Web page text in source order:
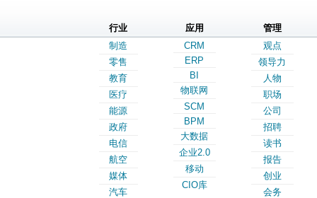
行业
制造
零售
教育
医疗
能源
政府
电信
航空
媒体
汽车
应用
CRM
ERP
BI
物联网
SCM
BPM
大数据
企业2.0
移动
CIO库
管理
观点
领导力
人物
职场
公司
招聘
读书
报告
创业
会务